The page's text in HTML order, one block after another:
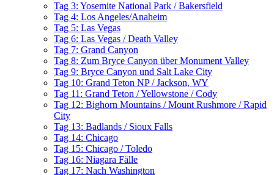
Tag 3: Yosemite National Park / Bakersfield
Tag 4: Los Angeles/Anaheim
Tag 5: Las Vegas
Tag 6: Las Vegas / Death Valley
Tag 7: Grand Canyon
Tag 8: Zum Bryce Canyon über Monument Valley
Tag 9: Bryce Canyon und Salt Lake City
Tag 10: Grand Teton NP / Jackson, WY
Tag 11: Grand Teton / Yellowstone / Cody
Tag 12: Bighorn Mountains / Mount Rushmore / Rapid
City
Tag 13: Badlands / Sioux Falls
Tag 14: Chicago
Tag 15: Chicago / Toledo
Tag 16: Niagara Fälle
Tag 17: Nach Washington